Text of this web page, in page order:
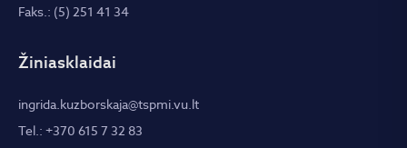
Faks.: (5) 251 41 34
Žiniasklaidai
ingrida.kuzborskaja@tspmi.vu.lt
Tel.: +370 615 7 32 83